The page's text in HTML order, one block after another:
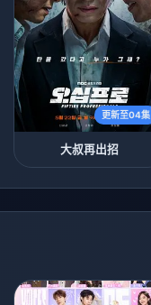
更新至04集
大叔再出招